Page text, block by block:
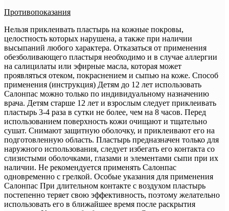
Противопоказания
Нельзя приклеивать пластырь на кожные покровы,
целостность которых нарушена, а также при наличии
высыпаний любого характера. Отказаться от применения
обезболивающего пластыря необходимо и в случае аллергии
на салицилаты или эфирные масла, которая может
проявляться отеком, покраснением и сыпью на коже. Способ
применения (инструкция) Детям до 12 лет использовать
Салонпас можно только по индивидуальному назначению
врача. Детям старше 12 лет и взрослым следует приклеивать
пластырь 3-4 раза в сутки не более, чем на 8 часов. Перед
использованием поверхность кожи очищают и тщательно
сушат. Снимают защитную оболочку, и приклеивают его на
подготовленную область. Пластырь предназначен только для
наружного использования, следует избегать его контакта со
слизистыми оболочками, глазами и элементами сыпи при их
наличии. Не рекомендуется применять Салонпас
одновременно с грелкой. Особые указания для применения
Салонпас При длительном контакте с воздухом пластырь
постепенно теряет свою эффективность, поэтому желательно
использовать его в ближайшее время после раскрытия